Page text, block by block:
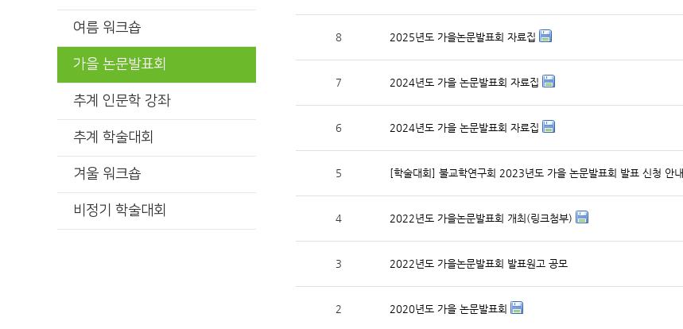
여름 워크숍
가을 논문발표회
추계 인문학 강좌
추계 학술대회
겨울 워크숍
비정기 학술대회
8 2025년도 가을논문발표회 자료집
7 2024년도 가을 논문발표회 자료집
6 2024년도 가을 논문발표회 자료집
5 [학술대회] 불교학연구회 2023년도 가을 논문발표회 발표 신청 안내
4 2022년도 가을논문발표회 개최(링크첨부)
3 2022년도 가을논문발표회 발표원고 공모
2 2020년도 가을 논문발표회